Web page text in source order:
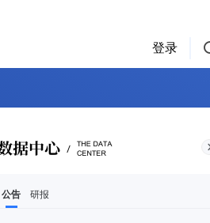
登录
公告 研报